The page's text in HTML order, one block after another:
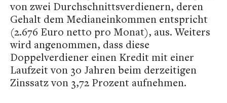
von zwei Durchschnittsverdienern, deren
Gehalt dem Medianeinkommen entspricht
(2.676 Euro netto pro Monat), aus. Weiters
wird angenommen, dass diese
Doppelverdiener einen Kredit mit einer
Laufzeit von 30 Jahren beim derzeitigen
Zinssatz von 3,72 Prozent aufnehmen.